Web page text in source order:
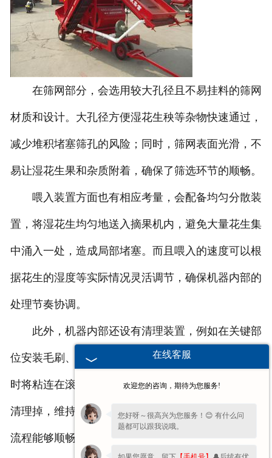
在筛网部分，会选用较大孔径且不易挂料的筛网
材质和设计。大孔径方便湿花生秧等杂物快速通过，
减少堆积堵塞筛孔的风险；同时，筛网表面光滑，不
易让湿花生果和杂质附着，确保了筛选环节的顺畅。
喂入装置方面也有相应考量，会配备均匀分散装
置，将湿花生均匀地送入摘果机内，避免大量花生集
中涌入一处，造成局部堵塞。而且喂入的速度可以根
据花生的湿度等实际情况灵活调节，确保机器内部的
处理节奏协调。
此外，机器内部还设有清理装置，例如在关键部
位安装毛刷、刮板等，在机器运行过程中，它们能及
时将粘连在滚筒、筛网等部件上的少量花生果或杂物
清理掉，维持各部件的良好工作状态，时刻保障摘果
流程能够顺畅进行，从而很好地完成湿花生的摘果作
在线客服
欢迎您的咨询，期待为您服务!
您好呀～很高兴为您服务！😊 有什么问
题都可以跟我说哦。